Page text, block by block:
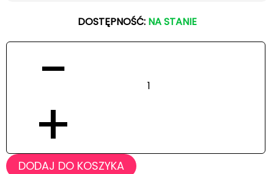
DOSTĘPNOŚĆ: NA STANIE
−
+
DODAJ DO KOSZYKA